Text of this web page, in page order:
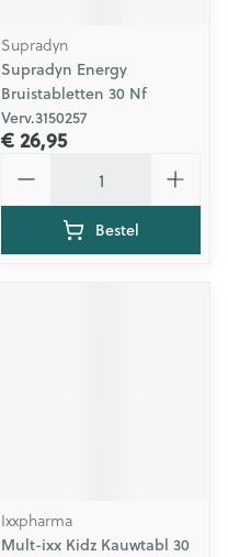
Supradyn
Supradyn Energy
Bruistabletten 30 Nf
Verv.3150257
€ 26,95
Bestel
Ixxpharma
Mult-ixx Kidz Kauwtabl 30